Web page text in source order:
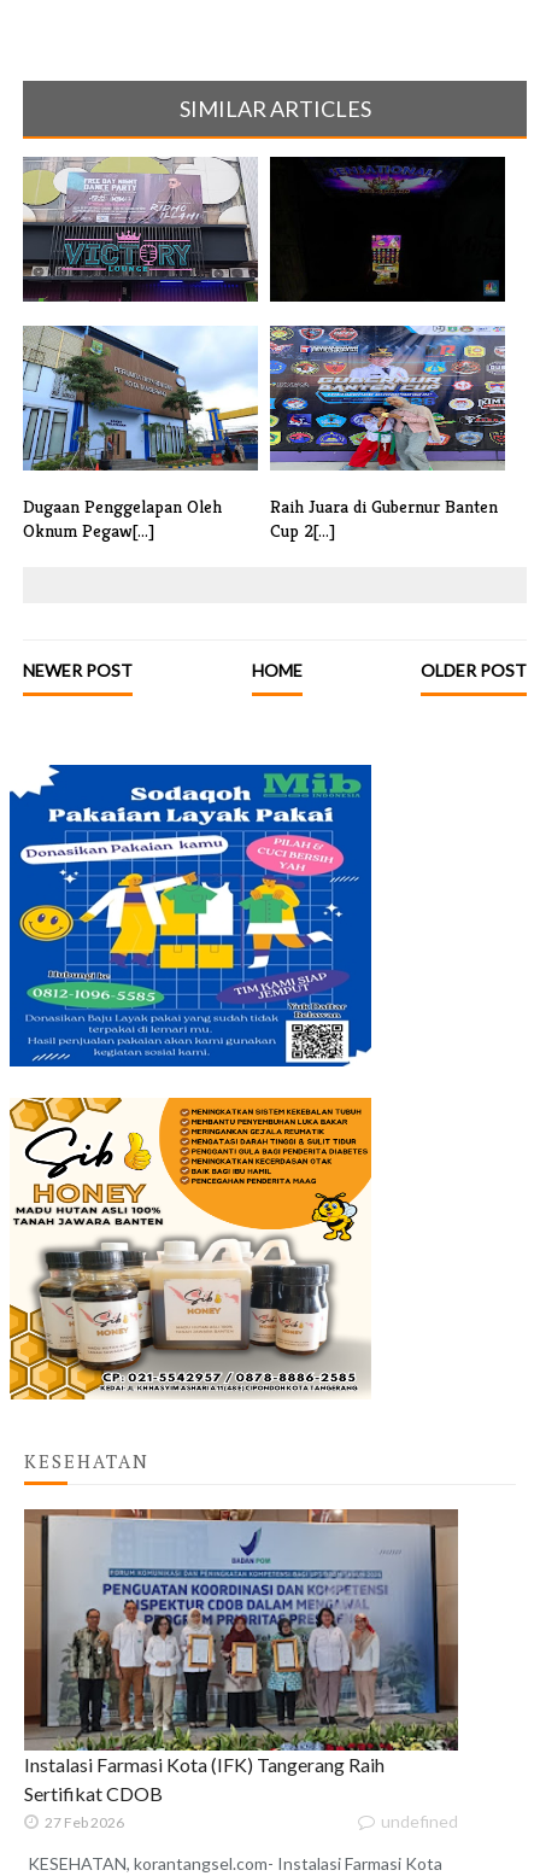
SIMILAR ARTICLES
Merasa di Manfaatkan,
Konsumen Vict[...]
Dugaan Praktik Perjudian di
Dazz X [...]
Dugaan Penggelapan Oleh
Oknum Pegaw[...]
Raih Juara di Gubernur Banten
Cup 2[...]
NEWER POST OLDER POST
HOME
KESEHATAN
Instalasi Farmasi Kota (IFK) Tangerang Raih
Sertifikat CDOB
27 Feb 2026 undefined
KESEHATAN, korantangsel.com- Instalasi Farmasi Kota